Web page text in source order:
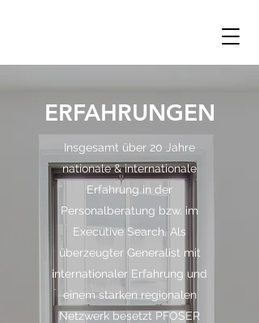
ERFAHRUNGEN
Insgesamt über 20 Jahre
nationale & internationale
Erfahrung in der
Personalberatung bzw. im
Executive Search. Als
überzeugter Generalist mit
internationaler Erfahrung und
einem starken regionalen
Netzwerk besetzt PFOSER